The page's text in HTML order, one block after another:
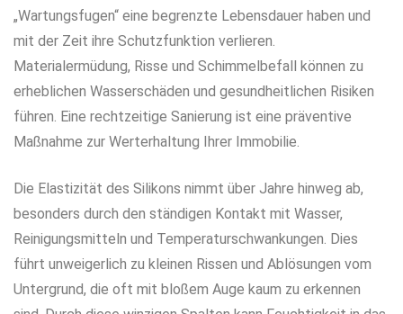
„Wartungsfugen“ eine begrenzte Lebensdauer haben und
mit der Zeit ihre Schutzfunktion verlieren.
Materialermüdung, Risse und Schimmelbefall können zu
erheblichen Wasserschäden und gesundheitlichen Risiken
führen. Eine rechtzeitige Sanierung ist eine präventive
Maßnahme zur Werterhaltung Ihrer Immobilie.
Die Elastizität des Silikons nimmt über Jahre hinweg ab,
besonders durch den ständigen Kontakt mit Wasser,
Reinigungsmitteln und Temperaturschwankungen. Dies
führt unweigerlich zu kleinen Rissen und Ablösungen vom
Untergrund, die oft mit bloßem Auge kaum zu erkennen